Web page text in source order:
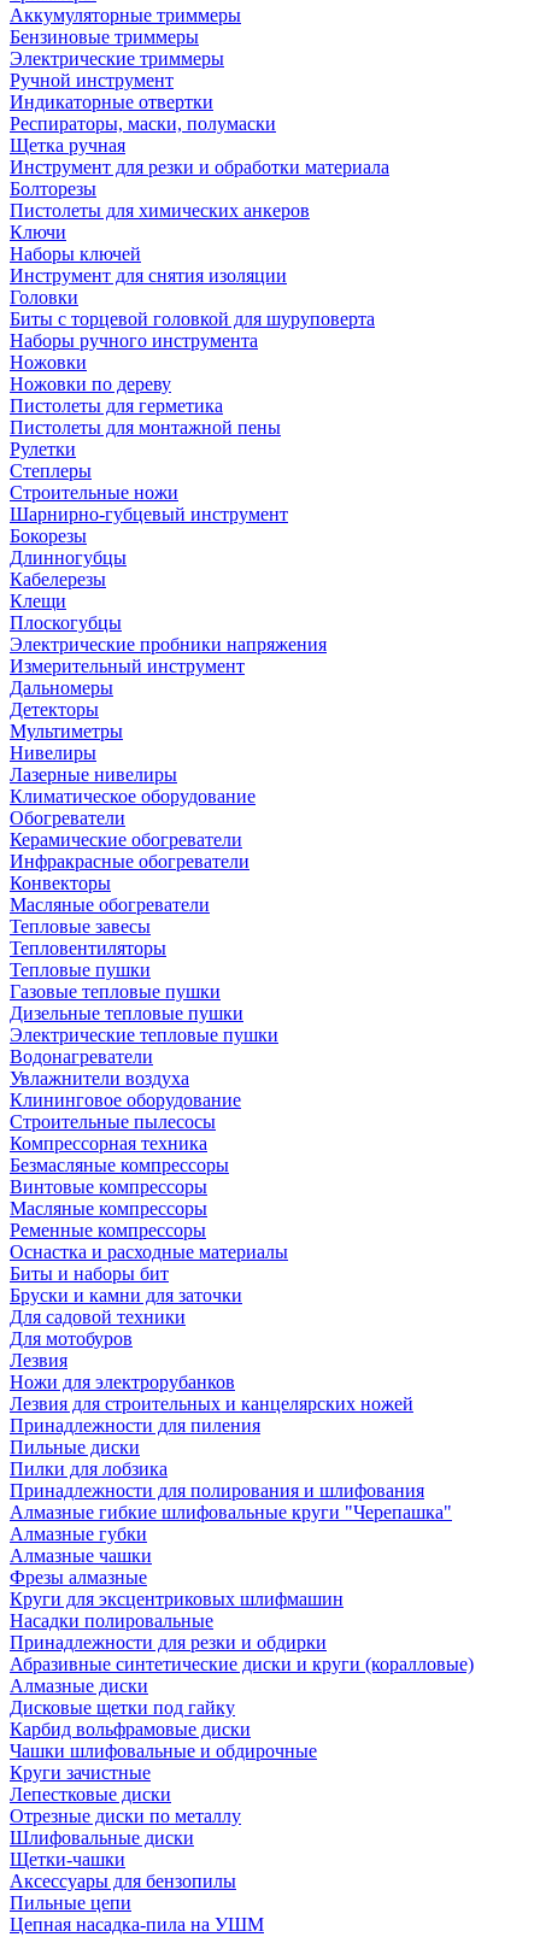
Аккумуляторные триммеры
Бензиновые триммеры
Электрические триммеры
Ручной инструмент
Индикаторные отвертки
Респираторы, маски, полумаски
Щетка ручная
Инструмент для резки и обработки материала
Болторезы
Пистолеты для химических анкеров
Ключи
Наборы ключей
Инструмент для снятия изоляции
Головки
Биты с торцевой головкой для шуруповерта
Наборы ручного инструмента
Ножовки
Ножовки по дереву
Пистолеты для герметика
Пистолеты для монтажной пены
Рулетки
Степлеры
Строительные ножи
Шарнирно-губцевый инструмент
Бокорезы
Длинногубцы
Кабелерезы
Клещи
Плоскогубцы
Электрические пробники напряжения
Измерительный инструмент
Дальномеры
Детекторы
Мультиметры
Нивелиры
Лазерные нивелиры
Климатическое оборудование
Обогреватели
Керамические обогреватели
Инфракрасные обогреватели
Конвекторы
Масляные обогреватели
Тепловые завесы
Тепловентиляторы
Тепловые пушки
Газовые тепловые пушки
Дизельные тепловые пушки
Электрические тепловые пушки
Водонагреватели
Увлажнители воздуха
Клининговое оборудование
Строительные пылесосы
Компрессорная техника
Безмасляные компрессоры
Винтовые компрессоры
Масляные компрессоры
Ременные компрессоры
Оснастка и расходные материалы
Биты и наборы бит
Бруски и камни для заточки
Для садовой техники
Для мотобуров
Лезвия
Ножи для электрорубанков
Лезвия для строительных и канцелярских ножей
Принадлежности для пиления
Пильные диски
Пилки для лобзика
Принадлежности для полирования и шлифования
Алмазные гибкие шлифовальные круги "Черепашка"
Алмазные губки
Алмазные чашки
Фрезы алмазные
Круги для эксцентриковых шлифмашин
Насадки полировальные
Принадлежности для резки и обдирки
Абразивные синтетические диски и круги (коралловые)
Алмазные диски
Дисковые щетки под гайку
Карбид вольфрамовые диски
Чашки шлифовальные и обдирочные
Круги зачистные
Лепестковые диски
Отрезные диски по металлу
Шлифовальные диски
Щетки-чашки
Аксессуары для бензопилы
Пильные цепи
Цепная насадка-пила на УШМ